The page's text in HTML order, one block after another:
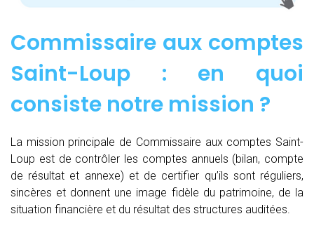
Commissaire aux comptes
Saint-Loup : en quoi
consiste notre mission ?
La mission principale de Commissaire aux comptes Saint-
Loup est de contrôler les comptes annuels (bilan, compte
de résultat et annexe) et de certifier qu’ils sont réguliers,
sincères et donnent une image fidèle du patrimoine, de la
situation financière et du résultat des structures auditées.